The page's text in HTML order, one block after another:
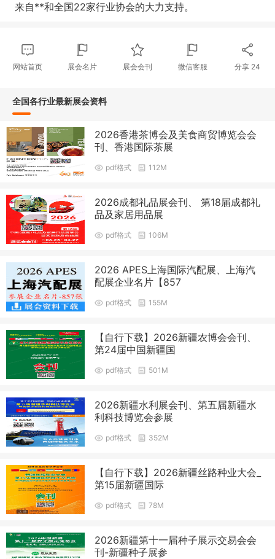
来自**和全国22家行业协会的大力支持。
网站首页 展会名片 展会会刊 微信客服 分享 24
全国各行业最新展会资料
2026香港茶博会及美食商贸博览会会
刊、香港国际茶展
pdf格式 112M
2026成都礼品展会刊、 第18届成都礼
品及家居用品展
pdf格式 106M
2026 APES上海国际汽配展、上海汽
配展企业名片【857
pdf格式 155M
【自行下载】2026新疆农博会会刊、
第24届中国新疆国
pdf格式 501M
2026新疆水利展会刊、第五届新疆水
利科技博览会参展
pdf格式 352M
【自行下载】2026新疆丝路种业大会_
第15届新疆国际
pdf格式 78M
2026新疆第十一届种子展示交易会会
刊-新疆种子展参